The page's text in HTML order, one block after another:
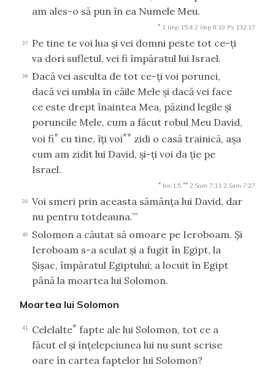
am ales-o să pun în ea Numele Meu.
* 1 Imp 15:4 2 Imp 8:19 Ps 132:17
37
Pe tine te voi lua şi vei domni peste tot ce-ţi
va dori sufletul, vei fi împăratul lui Israel.
38
Dacă vei asculta de tot ce-ţi voi porunci,
dacă vei umbla în căile Mele şi dacă vei face
ce este drept înaintea Mea, păzind legile şi
poruncile Mele, cum a făcut robul Meu David,
voi fi* cu tine, îţi voi** zidi o casă trainică, aşa
cum am zidit lui David, şi-ţi voi da ţie pe
Israel.
* Ios 1:5 ** 2 Sam 7:11 2 Sam 7:27
39
Voi smeri prin aceasta sămânţa lui David, dar
nu pentru totdeauna.’”
40
Solomon a căutat să omoare pe Ieroboam. Şi
Ieroboam s-a sculat şi a fugit în Egipt, la
Şişac, împăratul Egiptului; a locuit în Egipt
până la moartea lui Solomon.
Moartea lui Solomon
41 Celelalte* fapte ale lui Solomon, tot ce a
făcut el şi înţelepciunea lui nu sunt scrise
oare în cartea faptelor lui Solomon?